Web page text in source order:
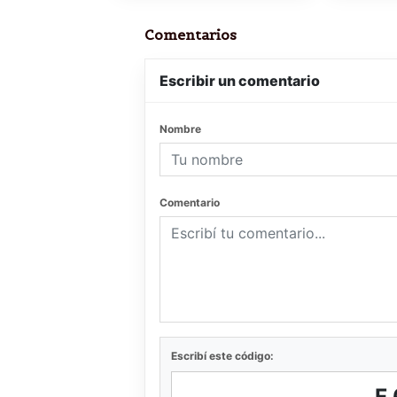
Comentarios
Escribir un comentario
Nombre
Comentario
Escribí este código: